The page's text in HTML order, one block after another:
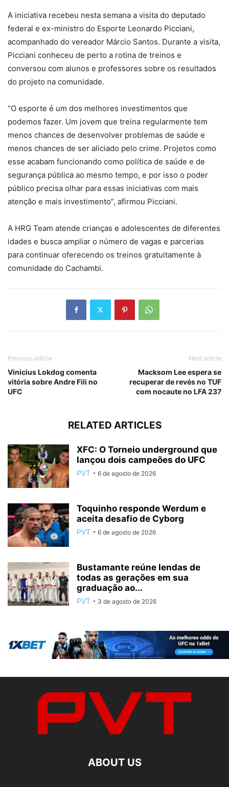
A iniciativa recebeu nesta semana a visita do deputado
federal e ex-ministro do Esporte Leonardo Picciani,
acompanhado do vereador Márcio Santos. Durante a visita,
Picciani conheceu de perto a rotina de treinos e
conversou com alunos e professores sobre os resultados
do projeto na comunidade.
“O esporte é um dos melhores investimentos que
podemos fazer. Um jovem que treina regularmente tem
menos chances de desenvolver problemas de saúde e
menos chances de ser aliciado pelo crime. Projetos como
esse acabam funcionando como política de saúde e de
segurança pública ao mesmo tempo, e por isso o poder
público precisa olhar para essas iniciativas com mais
atenção e mais investimento”, afirmou Picciani.
A HRG Team atende crianças e adolescentes de diferentes
idades e busca ampliar o número de vagas e parcerias
para continuar oferecendo os treinos gratuitamente à
comunidade do Cachambi.
Previous article
Vinicius Lokdog comenta
vitória sobre Andre Fili no
UFC
Next article
Macksom Lee espera se
recuperar de revés no TUF
com nocaute no LFA 237
RELATED ARTICLES
XFC: O Torneio underground que
lançou dois campeões do UFC
PVT - 6 de agosto de 2026
Toquinho responde Werdum e
aceita desafio de Cyborg
PVT - 6 de agosto de 2026
Bustamante reúne lendas de
todas as gerações em sua
graduação ao...
PVT - 3 de agosto de 2026
ABOUT US